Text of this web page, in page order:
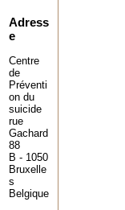
Adress
e
Centre
de
Préventi
on du
suicide
rue
Gachard
88
B - 1050
Bruxelle
s
Belgique